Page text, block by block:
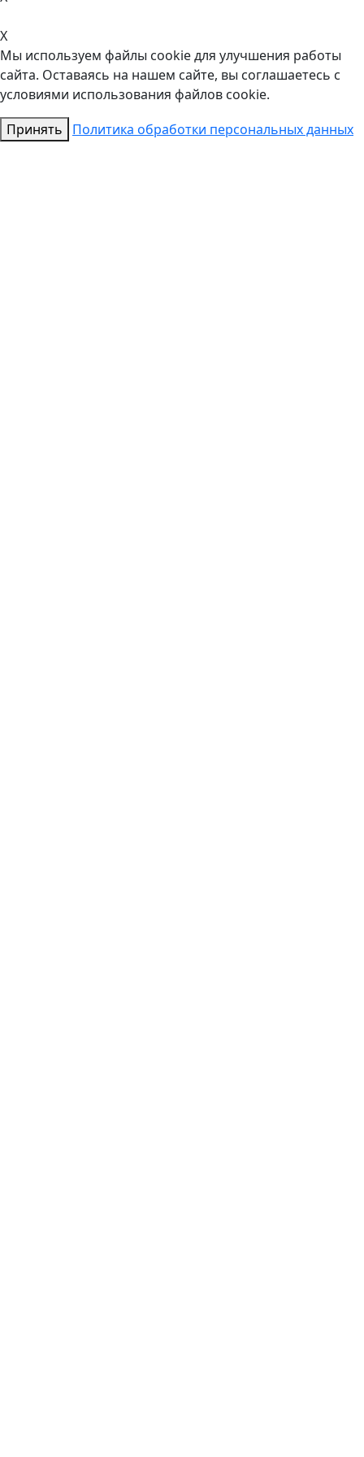
X
Мы используем файлы cookie для улучшения работы
сайта. Оставаясь на нашем сайте, вы соглашаетесь с
условиями использования файлов cookie.
Принять
Политика обработки персональных данных